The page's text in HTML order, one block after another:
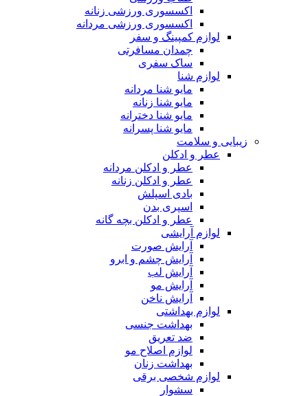
اکسسوری ورزشی زنانه
اکسسوری ورزشی مردانه
لوازم کمپینگ و سفر
چمدان مسافرتی
ساک سفری
لوازم شنا
مایو شنا مردانه
مایو شنا زنانه
مایو شنا دخترانه
مایو شنا پسرانه
زیبایی و سلامت
عطر و ادکلن
عطر و ادکلن مردانه
عطر و ادکلن زنانه
بادی اسپلش
اسپری بدن
عطر و ادکلن بچه گانه
لوازم آرایشی
آرایش صورت
آرایش چشم و ابرو
آرایش لب
آرایش مو
آرایش ناخن
لوازم بهداشتی
بهداشت جنسی
ضد تعریق
لوازم اصلاح مو
بهداشت زنان
لوازم شخصی برقی
سشوار